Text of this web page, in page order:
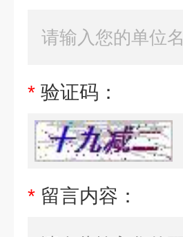
* 验证码：
* 留言内容：